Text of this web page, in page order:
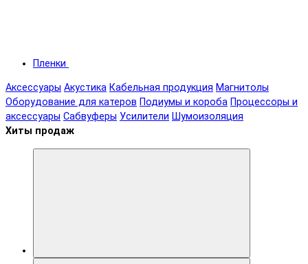
Пленки
Аксессуары Акустика Кабельная продукция Магнитолы
Оборудование для катеров Подиумы и короба Процессоры и
аксессуары Сабвуферы Усилители Шумоизоляция
Хиты продаж